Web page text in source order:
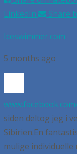
LinkedIn
Share
Iceswimmer.com
5 months ago
siden deltog jeg i
Sibirien.En
mulige